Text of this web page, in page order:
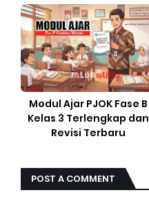
Modul Ajar PJOK Fase B
Kelas 3 Terlengkap dan
Revisi Terbaru
POST A COMMENT